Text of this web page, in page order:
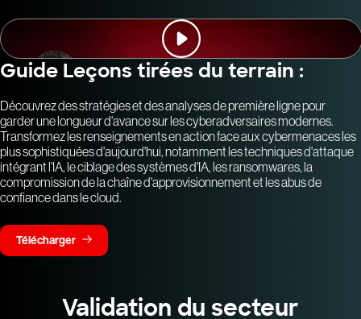
Guide Leçons tirées du terrain :
Découvrez des stratégies et des analyses de première ligne pour
garder une longueur d'avance sur les cyberadversaires modernes.
Transformez les renseignements en action face aux cybermenaces les
plus sophistiquées d'aujourd'hui, notamment les techniques d'attaque
intégrant l'IA, le ciblage des systèmes d'IA, les ransomwares, la
compromission de la chaîne d'approvisionnement et les abus de
confiance dans le cloud.
Télécharger
Validation du secteur